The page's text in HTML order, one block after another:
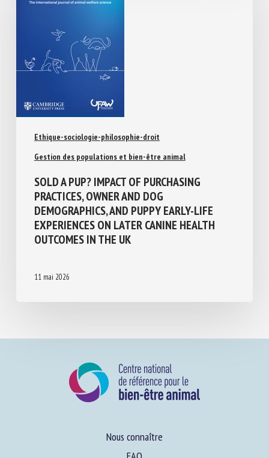
SOLD A PUP? IMPACT OF PURCHASING
PRACTICES, OWNER AND DOG
DEMOGRAPHICS, AND PUPPY EARLY-LIFE
EXPERIENCES ON LATER CANINE HEALTH